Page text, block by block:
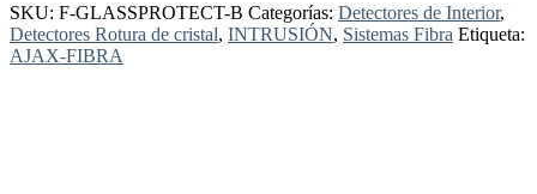
SKU: F-GLASSPROTECT-B Categorías: Detectores de Interior,
Detectores Rotura de cristal, INTRUSIÓN, Sistemas Fibra Etiqueta:
AJAX-FIBRA